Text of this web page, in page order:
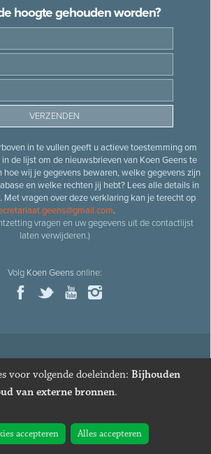
hoogte gehouden worden?
in te vullen geeft u actieve toestemming om
de lijst om de nieuwsbrieven van Koen Geens te
hoe wij je gegevens bewaren, welke gegevens zijn
en welke rechten jij hebt? Lees alle details in
. Met vragen over deze verklaring kan je terecht op
.
vragen en uw gegevens uit de contactlijst
laten verwijderen.)
Volg Koen Geensonline:
en ere-volksvertegenwoordiger Koen
voorbehouden · Cookies wijzigen
ontwikkelingdoor Zenjoy in Leuven
voor volgende doeleinden: Bijhouden
van externe bronnen.
accepteren
Alles accepteren